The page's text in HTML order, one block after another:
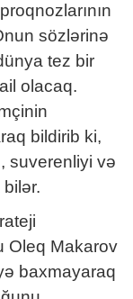
sözlərinə
tez bir
olacaq.
bildirib ki,
suverenliyi və
Oleq Makarov
baxmayaraq